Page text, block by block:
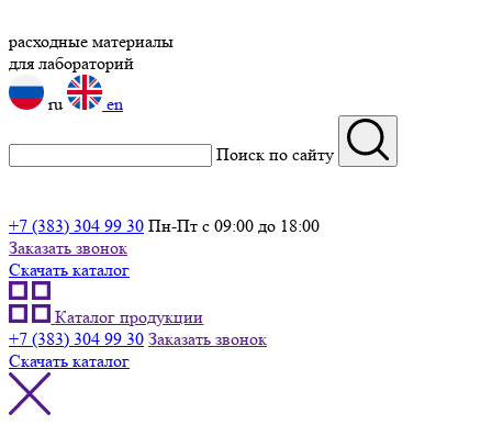
расходные материалы
для лабораторий
ru
en
Поиск по сайту
+7 (383) 304 99 30 Пн-Пт с 09:00 до 18:00
Заказать звонок
Скачать каталог
Каталог продукции
+7 (383) 304 99 30 Заказать звонок
Скачать каталог